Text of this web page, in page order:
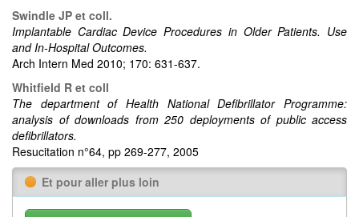
Swindle JP et coll.
Implantable Cardiac Device Procedures in Older Patients. Use
and In-Hospital Outcomes.
Arch Intern Med 2010; 170: 631-637.
Whitfield R et coll
The department of Health National Defibrillator Programme:
analysis of downloads from 250 deployments of public access
defibrillators.
Resucitation n°64, pp 269-277, 2005
Et pour aller plus loin